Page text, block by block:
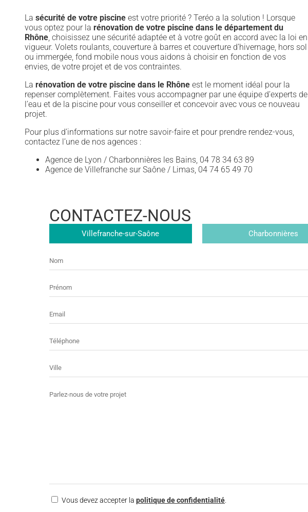
La sécurité de votre piscine est votre priorité ? Teréo a la solution ! Lorsque
vous optez pour la rénovation de votre piscine dans le département du
Rhône, choisissez une sécurité adaptée et à votre goût en accord avec la loi en
vigueur. Volets roulants, couverture à barres et couverture d’hivernage, hors sol
ou immergée, fond mobile nous vous aidons à choisir en fonction de vos
envies, de votre projet et de vos contraintes.
La rénovation de votre piscine dans le Rhône est le moment idéal pour la
repenser complètement. Faites vous accompagner par une équipe d’experts de
l’eau et de la piscine pour vous conseiller et concevoir avec vous ce nouveau
projet.
Pour plus d’informations sur notre savoir-faire et pour prendre rendez-vous,
contactez l’une de nos agences :
Agence de Lyon / Charbonnières les Bains, 04 78 34 63 89
Agence de Villefranche sur Saône / Limas, 04 74 65 49 70
CONTACTEZ-NOUS
Villefranche-sur-Saône Charbonnières
mail
RGPDVous devez accepter la politique de confidentialité.